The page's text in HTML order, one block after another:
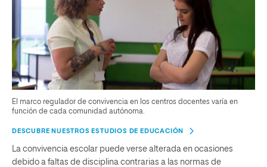
El marco regulador de convivencia en los centros docentes varía en
función de cada comunidad autónoma.
DESCUBRE NUESTROS ESTUDIOS DE EDUCACIÓN
La convivencia escolar puede verse alterada en ocasiones
debido a faltas de disciplina contrarias a las normas de